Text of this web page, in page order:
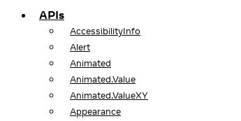
APIs
AccessibilityInfo
Alert
Animated
Animated.Value
Animated.ValueXY
Appearance